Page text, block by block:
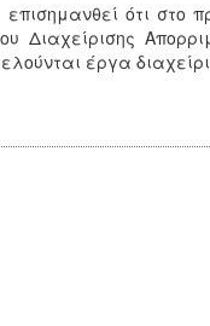
επισημανθεί ότι στο
Διαχείρισης
έργα